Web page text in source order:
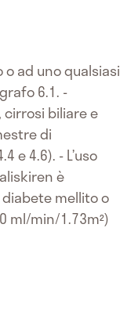
ad uno qualsiasi
6.1. -
biliare e
di
e 4.6). - L’uso
è
mellito o
ml/min/1.73m²)